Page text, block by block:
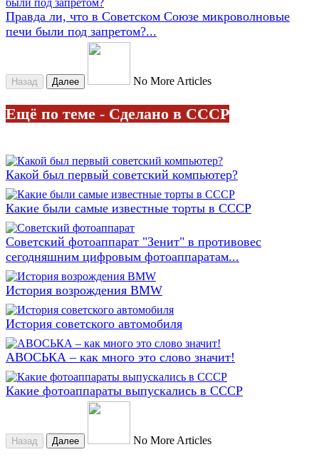
Правда ли, что в Советском Союзе микроволновые
печи были под запретом?...
Назад Далее No More Articles
Ещё по теме - Сделано в СССР
Какой был первый советский компьютер?
Какие были самые известные торты в СССР
Советский фотоаппарат "Зенит" в противовес
сегодняшним цифровым фотоаппаратам...
История возрождения BMW
История советского автомобиля
АВОСЬКА – как много это слово значит!
Какие фотоаппараты выпускались в СССР
Назад Далее No More Articles